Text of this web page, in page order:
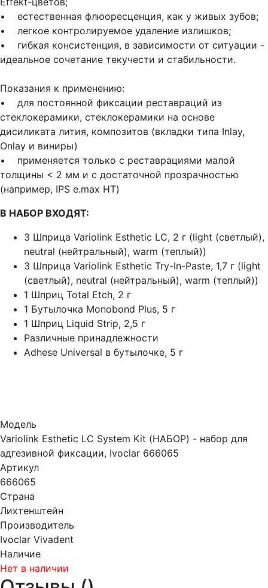
• естественная флюоресценция, как у живых зубов;
• легкое контролируемое удаление излишков;
• гибкая консистенция, в зависимости от ситуации -
идеальное сочетание текучести и стабильности.
Показания к применению:
• для постоянной фиксации реставраций из
стеклокерамики, стеклокерамики на основе
дисиликата лития, композитов (вкладки типа Inlay,
Onlay и виниры)
• применяется только с реставрациями малой
толщины < 2 мм и с достаточной прозрачностью
(например, IPS e.max HT)
В НАБОР ВХОДЯТ:
3 Шприца Variolink Esthetic LC, 2 г (light (светлый),
neutral (нейтральный), warm (теплый))
3 Шприца Variolink Esthetic Try-In-Paste, 1,7 г (light
(светлый), neutral (нейтральный), warm (теплый))
1 Шприц Total Etch, 2 г
1 Бутылочка Monobond Plus, 5 г
1 Шприц Liquid Strip, 2,5 г
Различные принадлежности
Adhese Universal в бутылочке, 5 г
Модель
Variolink Esthetic LC System Kit (НАБОР) - набор для
адгезивной фиксации, Ivoclar 666065
Артикул
666065
Страна
Лихтенштейн
Производитель
Ivoclar Vivadent
Наличие
Нет в наличии